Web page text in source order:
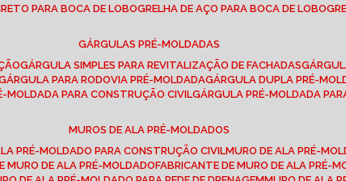
PARA BOCA DE LOBO GRELHA DE AÇO PARA BOCA DE LOBO
GÁRGULAS PRÉ-MOLDADAS
GÁRGULA SIMPLES PARA REVITALIZAÇÃO DE FACHADAS
GÁRGULA PARA RODOVIA PRÉ-MOLDADA GÁRGULA DUPLA PRÉ-
MOLDADA PARA CONSTRUÇÃO CIVIL GÁRGULA PRÉ-MOLDADA
MUROS DE ALA PRÉ-MOLDADOS
PRÉ-MOLDADO PARA CONSTRUÇÃO CIVIL
MURO DE ALA PRÉ-
MURO DE ALA PRÉ-MOLDADO FABRICANTE DE MURO DE ALA PRÉ-